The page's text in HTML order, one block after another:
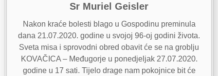
Sr Muriel Geisler
Nakon kraće bolesti blago u Gospodinu preminula
dana 21.07.2020. godine u svojoj 96-oj godini života.
Sveta misa i sprovodni obred obavit će se na groblju
KOVAČICA – Međugorje u ponedjeljak 27.07.2020.
godine u 17 sati. Tijelo drage nam pokojnice bit će